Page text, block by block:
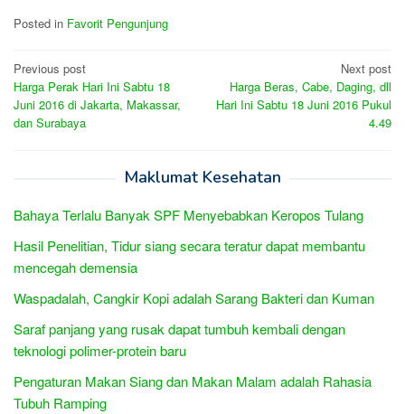
Posted in Favorit Pengunjung
Post
navigation
Previous post
Harga Perak Hari Ini Sabtu 18
Juni 2016 di Jakarta, Makassar,
dan Surabaya
Next post
Harga Beras, Cabe, Daging, dll
Hari Ini Sabtu 18 Juni 2016 Pukul
4.49
Maklumat Kesehatan
Bahaya Terlalu Banyak SPF Menyebabkan Keropos Tulang
Hasil Penelitian, Tidur siang secara teratur dapat membantu
mencegah demensia
Waspadalah, Cangkir Kopi adalah Sarang Bakteri dan Kuman
Saraf panjang yang rusak dapat tumbuh kembali dengan
teknologi polimer-protein baru
Pengaturan Makan Siang dan Makan Malam adalah Rahasia
Tubuh Ramping